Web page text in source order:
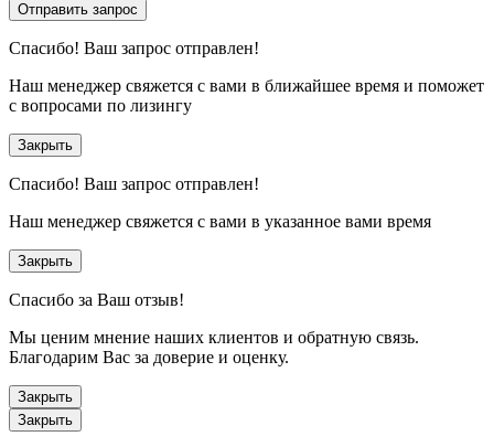
Отправить запрос
Спасибо! Ваш запрос отправлен!
Наш менеджер свяжется с вами в ближайшее время и поможет
с вопросами по лизингу
Закрыть
Спасибо! Ваш запрос отправлен!
Наш менеджер свяжется с вами в указанное вами время
Закрыть
Спасибо за Ваш отзыв!
Мы ценим мнение наших клиентов и обратную связь.
Благодарим Вас за доверие и оценку.
Закрыть
Закрыть